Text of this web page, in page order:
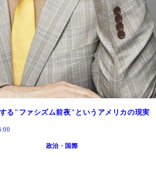
る"ファシズム前夜"というアメリカの現実
政治・国際